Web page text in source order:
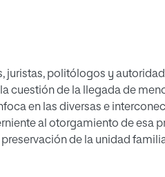
juristas, politólogos y
cuestión de la llegada de
en las diversas e
al otorgamiento de esa
de la unidad